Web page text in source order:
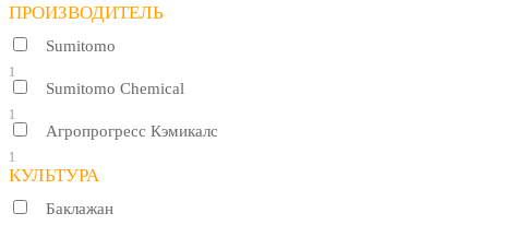
ПРОИЗВОДИТЕЛЬ
Sumitomo
1
Sumitomo Chemical
1
Агропрогресс Кэмикалс
1
КУЛЬТУРА
Баклажан